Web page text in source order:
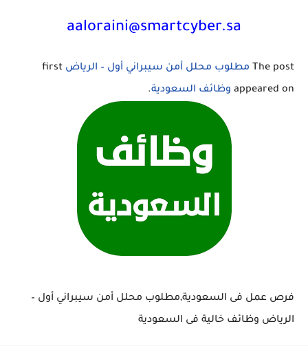
The post مطلوب محلل أمن سيبراني أول – الرياض first
appeared on وظائف السعودية.
فرص عمل فى السعودية,مطلوب محلل أمن سيبراني أول –
الرياض وظائف خالية فى السعودية